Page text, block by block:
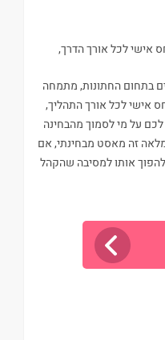
אישי לכל אורך הדרך,
בתחום החתונות, מתמחה
אישי לכל אורך התהליך,
על מי לסמוך מהבחינה
זה מאסט מבחינתי, אם
אותו למסיבה שהקהל